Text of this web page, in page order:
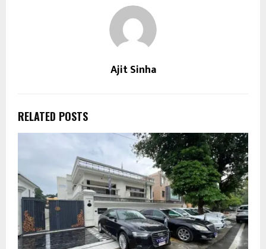
Ajit Sinha
RELATED POSTS